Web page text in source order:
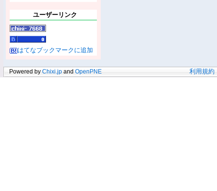
ユーザーリンク
はてなブックマークに追加
Powered by Chixi.jp and OpenPNE 利用規約